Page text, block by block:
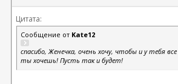
Цитата:
Сообщение от Kate12
спасибо, Женечка, очень хочу, чтобы и у тебя
ты хочешь! Пусть так и будет!